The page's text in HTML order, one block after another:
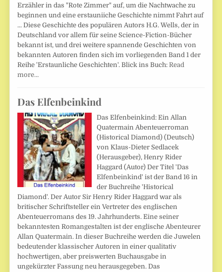
Erzähler in das "Rote Zimmer" auf, um die Nachtwache zu
beginnen und eine erstauniiche Geschichte nimmt Fahrt auf
... Diese Geschichte des populären Autors H.G. Wells, der in
Deutschland vor allem für seine Science-Fiction-Bücher
bekannt ist, und drei weitere spannende Geschichten von
bekannten Autoren finden sich im vorliegenden Band 1 der
Reihe 'Erstaunliche Geschichten'. Blick ins Buch:Read
more…
Das Elfenbeinkind
Das Elfenbeinkind: Ein Allan
Quatermain Abenteuerroman
(Historical Diamond) (Deutsch)
von Klaus-Dieter Sedlacek
(Herausgeber), Henry Rider
Haggard (Autor) Der Titel 'Das
Elfenbeinkind' ist der Band 16 in
der Buchreihe 'Historical
Diamond'. Der Autor Sir Henry Rider Haggard war als
britischer Schriftsteller ein Vertreter des englischen
Abenteuerromans des 19. Jahrhunderts. Eine seiner
bekanntesten Romangestalten ist der englische Abenteurer
Allan Quatermain. In dieser Buchreihe werden die Juwelen
bedeutender klassischer Autoren in einer qualitativ
hochwertigen, aber preiswerten Buchausgabe in
ungekürzter Fassung neu herausgegeben. Das